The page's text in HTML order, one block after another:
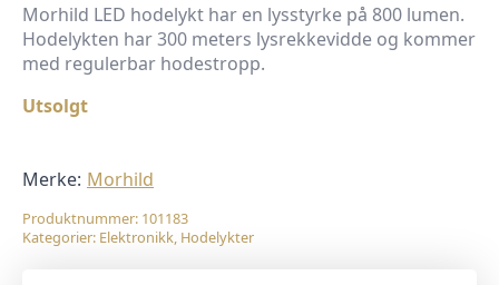
Morhild LED hodelykt har en lysstyrke på 800 lumen.
Hodelykten har 300 meters lysrekkevidde og kommer
med regulerbar hodestropp.
Utsolgt
Merke: Morhild
Produktnummer: 101183
Kategorier: Elektronikk, Hodelykter